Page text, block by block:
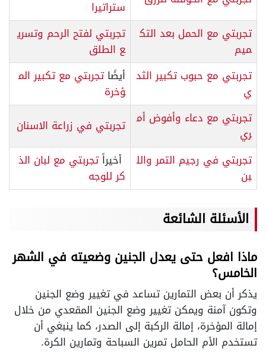
ستراتيرا
تجربتي مع الحمل بعد التك
ميم
تجربتي لفتح الرحم وتسري
ع الطلق
تجربتي مع حبوب تكبير الثد
ي
أيضًاتجربتي مع تكبير الم
ؤخرة
تجربتي مع دعاء وأفوض أم
ري
تجربتي في زراعة الاسنان
تجربتي في رجيم التمر والل
بن
أخيراًتجربتي مع لبان الذ
كر للوجه
الأسئلة الشائعة
ماذا افعل حتى يعدل الجنين وضعيته في الشهر
الخامس؟
يذكر أن بعض التمارين تساعد في تغيير وضع الجنين
وتكون آمنة ويمكن تغيير وضع الجنين المقعدي من خلال
إمالة المؤخرة، إمالة الركبة إلى الصدر، كما ينبغي أن
تستخدم الأم الحامل تمرين السباحة وتمارين الكرة.